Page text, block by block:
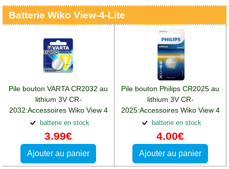
Batterie Wiko View-4-Lite
Pile bouton VARTA CR2032 au
lithium 3V CR-
2032:Accessoires Wiko View 4
Lite
batterie en stock
3.99€
Ajouter au panier
Pile bouton Philips CR2025 au
lithium 3V CR-
2025:Accessoires Wiko View 4
Lite
batterie en stock
4.00€
Ajouter au panier